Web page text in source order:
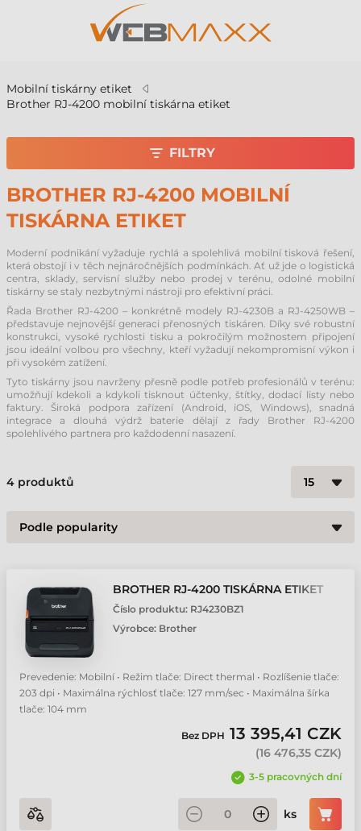
Mobilní tiskárny etiket
Brother RJ-4200 mobilní tiskárna etiket
BROTHER RJ-4200 MOBILNÍ
TISKÁRNA ETIKET
Moderní podnikání vyžaduje rychlá a spolehlivá mobilní tisková řešení,
která obstojí i v těch nejnáročnějších podmínkách. Ať už jde o logistická
centra, sklady, servisní služby nebo prodej v terénu, odolné mobilní
tiskárny se staly nezbytnými nástroji pro efektivní práci.
Řada Brother RJ-4200 – konkrétně modely RJ-4230B a RJ-4250WB –
představuje nejnovější generaci přenosných tiskáren. Díky své robustní
konstrukci, vysoké rychlosti tisku a pokročilým možnostem připojení
jsou ideální volbou pro všechny, kteří vyžadují nekompromisní výkon i
při vysokém zatížení.
Tyto tiskárny jsou navrženy přesně podle potřeb profesionálů v terénu:
umožňují kdekoli a kdykoli tisknout účtenky, štítky, dodací listy nebo
faktury. Široká podpora zařízení (Android, iOS, Windows), snadná
integrace a dlouhá výdrž baterie dělají z řady Brother RJ-4200
spolehlivého partnera pro každodenní nasazení.
4 produktů
BROTHER RJ-4200 TISKÁRNA ETIKET
Číslo produktu: RJ4230BZ1
Výrobce: Brother
Prevedenie: Mobilní • Režim tlače: Direct thermal • Rozlíšenie tlače:
203 dpi • Maximálna rýchlosť tlače: 127 mm/sec • Maximálna šírka
tlače: 104 mm
Bez DPH 13 395,41 CZK
(16 476,35 CZK)
3-5 pracovných dní
ks
FILTRY